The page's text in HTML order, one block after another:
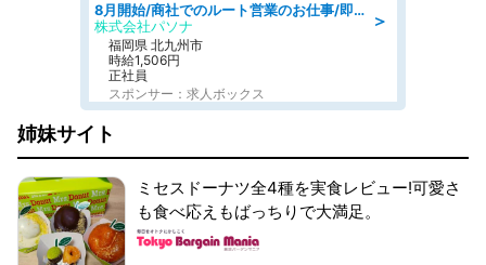
＞
8月開始/商社でのルート営業のお仕事/即日勤務可/車通勤可/営業
株式会社パソナ
福岡県 北九州市
時給1,506円
正社員
スポンサー：求人ボックス
姉妹サイト
ミセスドーナツ全4種を実食レビュー!可愛さ
も食べ応えもばっちりで大満足。